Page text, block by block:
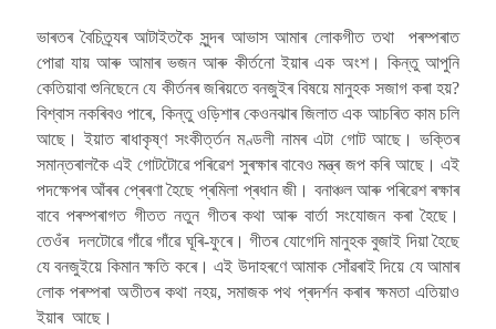
ভাৰতৰ বৈচিত্ৰ্যৰ আটাইতকৈ সুন্দৰ আভাস আমাৰ লোকগীত তথা পৰম্পৰাত
পোৱা যায় আৰু আমাৰ ভজন আৰু কীৰ্তনো ইয়াৰ এক অংশ। কিন্তু আপুনি
কেতিয়াবা শুনিছেনে যে কীৰ্তনৰ জৰিয়তে বনজুইৰ বিষয়ে মানুহক সজাগ কৰা হয়?
বিশ্বাস নকৰিবও পাৰে, কিন্তু ওড়িশাৰ কেওনঝাৰ জিলাত এক আচৰিত কাম চলি
আছে। ইয়াত ৰাধাকৃষ্ণ সংকীৰ্ত্তন মণ্ডলী নামৰ এটা গোট আছে। ভক্তিৰ
সমান্তৰালকৈ এই গোটটোৱে পৰিৱেশ সুৰক্ষাৰ বাবেও মন্ত্ৰ জপ কৰি আছে। এই
পদক্ষেপৰ আঁৰৰ প্ৰেৰণা হৈছে প্ৰমিলা প্ৰধান জী। বনাঞ্চল আৰু পৰিৱেশ ৰক্ষাৰ
বাবে পৰম্পৰাগত গীতত নতুন গীতৰ কথা আৰু বাৰ্তা সংযোজন কৰা হৈছে।
তেওঁৰ দলটোৱে গাঁৱে গাঁৱে ঘূৰি-ফুৰে। গীতৰ যোগেদি মানুহক বুজাই দিয়া হৈছে
যে বনজুইয়ে কিমান ক্ষতি কৰে। এই উদাহৰণে আমাক সোঁৱৰাই দিয়ে যে আমাৰ
লোক পৰম্পৰা অতীতৰ কথা নহয়, সমাজক পথ প্ৰদৰ্শন কৰাৰ ক্ষমতা এতিয়াও
ইয়াৰ আছে।